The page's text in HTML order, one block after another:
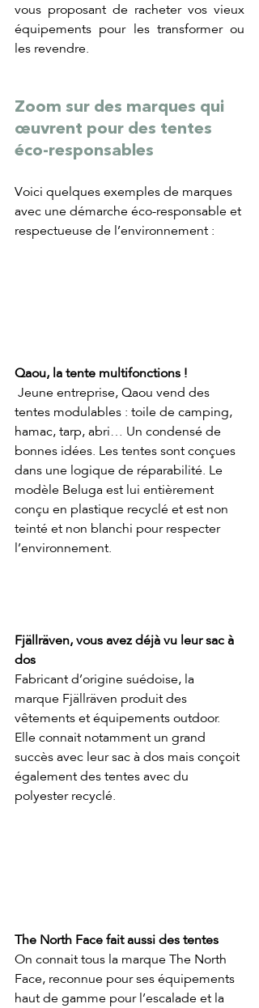
vous proposant de racheter vos vieux
équipements pour les transformer ou
les revendre.
Zoom sur des marques qui
œuvrent pour des tentes
éco-responsables
Voici quelques exemples de marques
avec une démarche éco-responsable et
respectueuse de l’environnement :
Qaou, la tente multifonctions !
tentes modulables : toile de camping,
hamac, tarp, abri… Un condensé de
bonnes idées. Les tentes sont conçues
dans une logique de réparabilité. Le
modèle Beluga est lui entièrement
conçu en plastique recyclé et est non
teinté et non blanchi pour respecter
l’environnement.
Fjällräven, vous avez déjà vu leur sac à
dos
Fabricant d’origine suédoise, la
marque Fjällräven produit des
vêtements et équipements outdoor.
Elle connait notamment un grand
succès avec leur sac à dos mais conçoit
également des tentes avec du
polyester recyclé.
The North Face fait aussi des tentes
On connait tous la marque The North
Face, reconnue pour ses équipements
haut de gamme pour l’escalade et la